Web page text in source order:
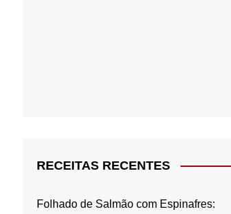
RECEITAS RECENTES
Folhado de Salmão com Espinafres: